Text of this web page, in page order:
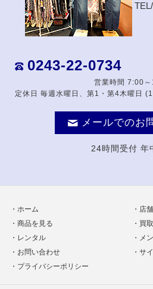
0243-22-0734
営業時間 7:00
定休日 毎週水曜日、第1・第4木曜日
メールでのお
24時間受付 年
ホーム
店
商品を見る
買
レンタル
メ
お問い合わせ
サ
プライバシーポリシー